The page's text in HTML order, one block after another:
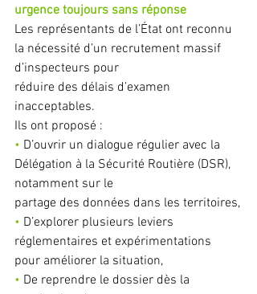
urgence toujours sans réponse
Les représentants de l’État ont reconnu
la nécessité d’un recrutement massif
d’inspecteurs pour
réduire des délais d’examen
inacceptables.
Ils ont proposé :
• D’ouvrir un dialogue régulier avec la
Délégation à la Sécurité Routière (DSR),
notamment sur le
partage des données dans les territoires,
• D’explorer plusieurs leviers
réglementaires et expérimentations
pour améliorer la situation,
• De reprendre le dossier dès la